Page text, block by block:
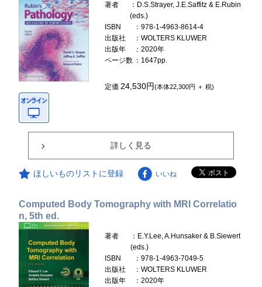
著者
：D.S.Strayer, J.E.Saffitz & E.Rubin
(eds.)
ISBN
：978-1-4963-8614-4
出版社
：WOLTERS KLUWER
出版年
：2020年
ページ数 ：1647pp.
定価24,530円(本体22,300円 ＋ 税)
詳しく見る
ほしいものリストに登録 いいね
Computed Body Tomography with MRI Correlatio
n, 5th ed.
著者
：E.Y.Lee, A.Hunsaker & B.Siewert
(eds.)
ISBN
：978-1-4963-7049-5
出版社
：WOLTERS KLUWER
出版年
：2020年